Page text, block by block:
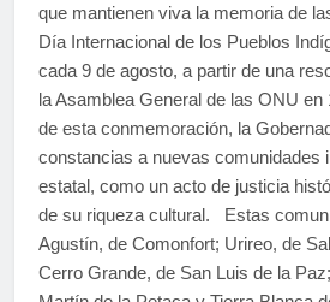
que mantienen viva la memoria de
Día Internacional de los Pueblos
cada 9 de agosto, a partir de una
la Asamblea General de las ONU
de esta conmemoración, la
constancias a nuevas comunidades
estatal, como un acto de justicia
de su riqueza cultural. Estas
Agustín, de Comonfort; Urireo, de
Cerro Grande, de San Luis de la